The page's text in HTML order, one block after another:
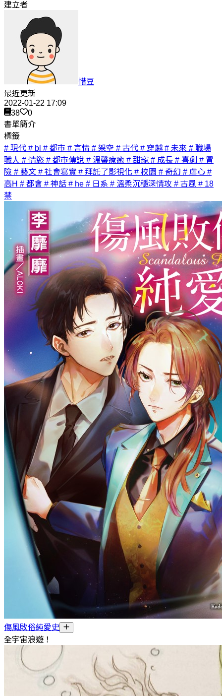
建立者
惜豆
最近更新
2022-01-22 17:09
38
0
書單簡介
標籤
# 現代 # bl # 都市 # 言情 # 架空 # 古代 # 穿越# 未來 # 職場
職人 # 情慾 # 都市傳說 # 溫馨療癒 # 甜寵 # 成長 # 喜劇 # 冒
險 # 藝文 # 社會寫實 # 拜託了影視化 # 校園 # 奇幻 # 虐心 #
高H # 都會 # 神話 # he # 日系 # 溫柔沉穩深情攻 # 古風 # 18
禁
傷風敗俗純愛史
全宇宙浪遊！